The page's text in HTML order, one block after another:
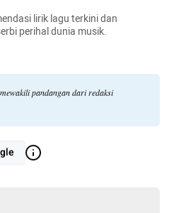
lirik lagu terkini dan
perihal dunia musik.
pandangan dari redaksi